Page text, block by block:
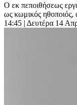
Ο εκ πεποιθήσεως
ως κωμικός ηθοποιός,
14:45 | Δευτέρα 14